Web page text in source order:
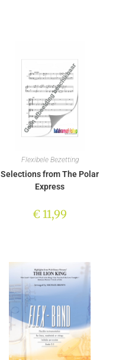
Flexibele Bezetting
Selections from The Polar
Express
€11,99